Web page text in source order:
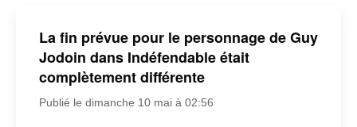
La fin prévue pour le personnage de Guy
Jodoin dans Indéfendable était
complètement différente
Publié le dimanche 10 mai à 02:56